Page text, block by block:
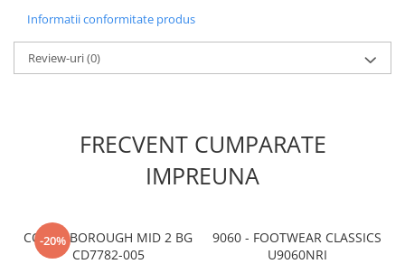
Informatii conformitate produs
Review-uri(0)
FRECVENT CUMPARATE
IMPREUNA
-20%
COURT BOROUGH MID 2 BG
CD7782-005
9060 - FOOTWEAR CLASSICS
U9060NRI